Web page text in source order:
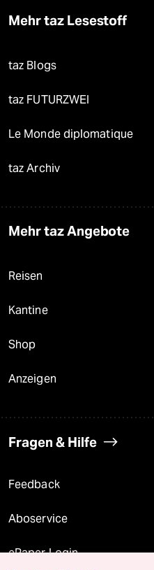
Mehr taz Lesestoff
taz Blogs
taz FUTURZWEI
Le Monde diplomatique
taz Archiv
Mehr taz Angebote
Reisen
Kantine
Shop
Anzeigen
Fragen & Hilfe
Feedback
Aboservice
ePaper Login